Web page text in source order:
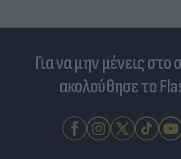
Για να μην μένεις στο
ακολούθησε το